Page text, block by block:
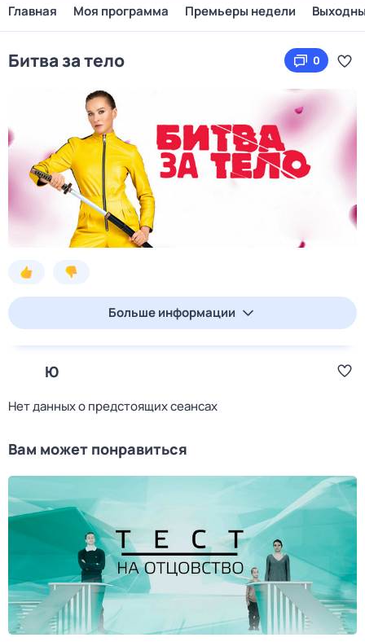
Главная Моя программа Премьеры недели
Битва за тело 0
Больше информации
Ю
Нет данных о предстоящих сеансах
Вам может понравиться